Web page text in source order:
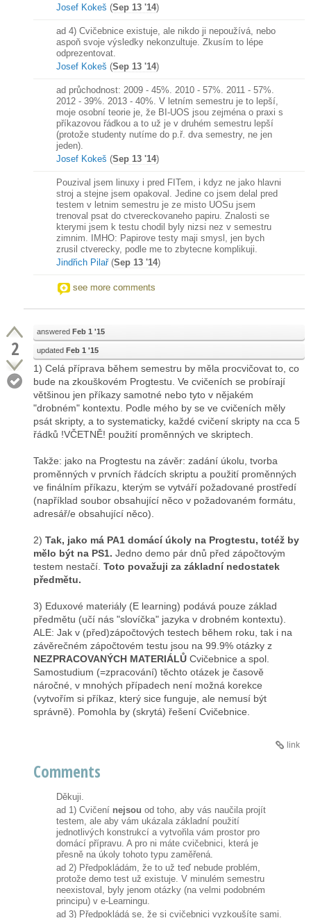
Josef Kokeš (Sep 13 '14)
ad 4) Cvičebnice existuje, ale nikdo ji nepoužívá, nebo
aspoň svoje výsledky nekonzultuje. Zkusím to lépe
odprezentovat.
Josef Kokeš (Sep 13 '14)
ad průchodnost: 2009 - 45%. 2010 - 57%. 2011 - 57%.
2012 - 39%. 2013 - 40%. V letním semestru je to lepší,
moje osobní teorie je, že BI-UOS jsou zejména o praxi s
příkazovou řádkou a to už je v druhém semestru lepší
(protože studenty nutíme do p.ř. dva semestry, ne jen
jeden).
Josef Kokeš (Sep 13 '14)
Pouzival jsem linuxy i pred FITem, i kdyz ne jako hlavni
stroj a stejne jsem opakoval. Jedine co jsem delal pred
testem v letnim semestru je ze misto UOSu jsem
trenoval psat do ctvereckovaneho papiru. Znalosti se
kterymi jsem k testu chodil byly nizsi nez v semestru
zimnim. IMHO: Papirove testy maji smysl, jen bych
zrusil ctverecky, podle me to zbytecne komplikuji.
Jindřich Pilař(Sep 13 '14)
see more comments
2
answered Feb 1 '15
updated Feb 1 '15
1) Celá příprava během semestru by měla procvičovat to, co
bude na zkouškovém Progtestu. Ve cvičeních se probírají
většinou jen příkazy samotné nebo tyto v nějakém
"drobném" kontextu. Podle mého by se ve cvičeních měly
psát skripty, a to systematicky, každé cvičení skripty na cca 5
řádků !VČETNĚ! použití proměnných ve skriptech.
Takže: jako na Progtestu na závěr: zadání úkolu, tvorba
proměnných v prvních řádcích skriptu a použití proměnných
ve finálním příkazu, kterým se vytváří požadované prostředí
(například soubor obsahující něco v požadovaném formátu,
adresář/e obsahující něco).
2) Tak, jako má PA1 domácí úkoly na Progtestu, totéž by
mělo být na PS1. Jedno demo pár dnů před zápočtovým
testem nestačí. Toto považuji za základní nedostatek
předmětu.
3) Eduxové materiály (E learning) podává pouze základ
předmětu (učí nás "slovíčka" jazyka v drobném kontextu).
ALE: Jak v (před)zápočtových testech během roku, tak i na
závěrečném zápočtovém testu jsou na 99.9% otázky z
NEZPRACOVANÝCH MATERIÁLŮ Cvičebnice a spol.
Samostudium (=zpracování) těchto otázek je časově
náročné, v mnohých případech není možná korekce
(vytvořím si příkaz, který sice funguje, ale nemusí být
správně). Pomohla by (skrytá) řešení Cvičebnice.
link
Comments
Děkuji.
ad 1) Cvičení nejsou od toho, aby vás naučila projít
testem, ale aby vám ukázala základní použití
jednotlivých konstrukcí a vytvořila vám prostor pro
domácí přípravu. A pro ni máte cvičebnici, která je
přesně na úkoly tohoto typu zaměřená.
ad 2) Předpokládám, že to už teď nebude problém,
protože demo test už existuje. V minulém semestru
neexistoval, byly jenom otázky (na velmi podobném
principu) v e-Learningu.
ad 3) Předpokládá se, že si cvičebnici vyzkoušíte sami.